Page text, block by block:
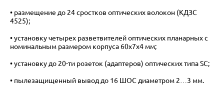
• размещение до 24 сростков оптических волокон (КДЗС
4525);
• установку четырех разветвителей оптических планарных с
номинальным размером корпуса 60х7х4 мм;
• установку до 20-ти розеток (адаптеров) оптических типа SC;
• пылезащищенный вывод до 16 ШОС диаметром 2…3 мм.